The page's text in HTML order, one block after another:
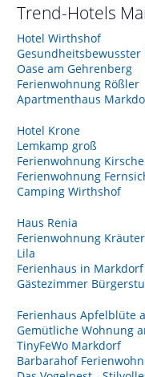
Trend-Hotels
Hotel Wirthshof
Oase am Gehrenberg
Ferienwohnung Rößler
Apartmenthaus
Hotel Krone
Lemkamp groß
Ferienwohnung
Ferienwohnung
Camping Wirthshof
Haus Renia
Ferienwohnung
Lila
Ferienhaus in
Gästezimmer
Ferienhaus Apfelblüte
Gemütliche Wohnung
TinyFeWo Markdorf
Barbarahof